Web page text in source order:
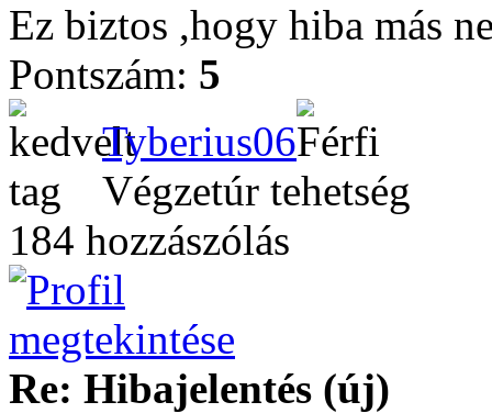
Ez biztos ,hogy hiba más
Pontszám: 5
Tyberius06
Végzetúr tehetség
184 hozzászólás
Re: Hibajelentés (új)